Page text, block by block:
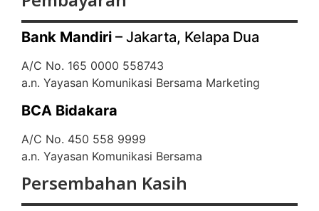
Bank Mandiri – Jakarta, Kelapa Dua
A/C No. 165 0000 558743
a.n. Yayasan Komunikasi Bersama Marketing
BCA Bidakara
A/C No. 450 558 9999
a.n. Yayasan Komunikasi Bersama
Persembahan Kasih